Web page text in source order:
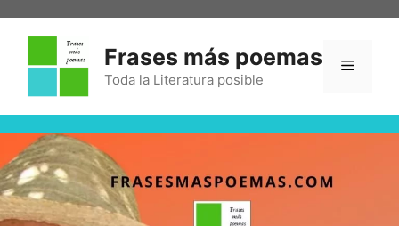
Frases más poemas
Toda la Literatura posible